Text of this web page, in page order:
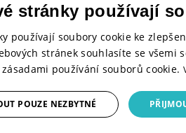
ilustrátorka. Její
postaviček.
stránky používají
používají soubory cookie ke
stránek souhlasíte se všemi
používání souborů cookie.
POUZE NEZBYTNÉ